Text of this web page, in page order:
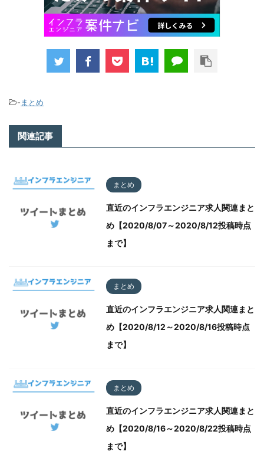
- まとめ
関連記事
まとめ
直近のインフラエンジニア求人関連まと
め【2020/8/07～2020/8/12投稿時点
まで】
まとめ
直近のインフラエンジニア求人関連まと
め【2020/8/12～2020/8/16投稿時点
まで】
まとめ
直近のインフラエンジニア求人関連まと
め【2020/8/16～2020/8/22投稿時点
まで】